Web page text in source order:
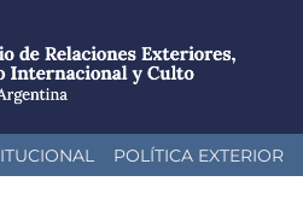
POLÍTICA EXTERIOR